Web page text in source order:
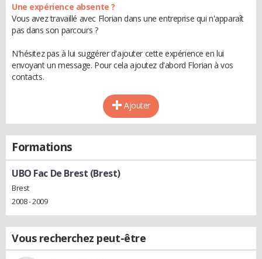
Une expérience absente ?
Vous avez travaillé avec Florian dans une entreprise qui n'apparaît
pas dans son parcours ?
N'hésitez pas à lui suggérer d'ajouter cette expérience en lui
envoyant un message. Pour cela ajoutez d'abord Florian à vos
contacts.
Ajouter
Formations
UBO Fac De Brest (Brest)
Brest
2008 - 2009
Vous recherchez peut-être